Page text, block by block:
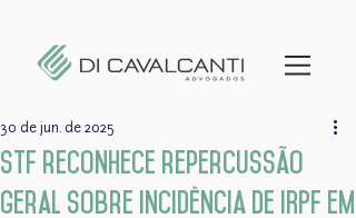
STF reconhece repercussão
geral sobre incidência de IRPF em
30 de jun. de 2025